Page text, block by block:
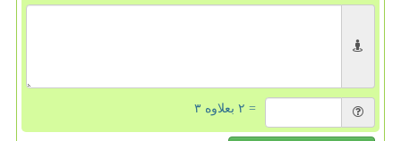
= ۲ بعلاوه ۳